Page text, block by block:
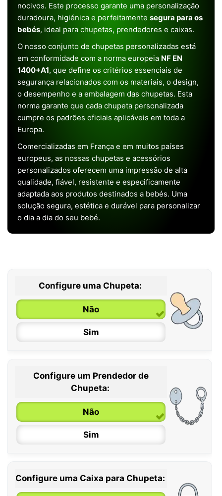
nocivos. Este processo garante uma personalização
duradoura, higiénica e perfeitamente segura para os
bebés, ideal para chupetas, prendedores e caixas.
O nosso conjunto de chupetas personalizadas está
em conformidade com a norma europeia NF EN
1400+A1, que define os critérios essenciais de
segurança relacionados com os materiais, o design,
o desempenho e a embalagem das chupetas. Esta
norma garante que cada chupeta personalizada
cumpre os padrões oficiais aplicáveis em toda a
Europa.
Comercializadas em França e em muitos países
europeus, as nossas chupetas e acessórios
personalizados oferecem uma impressão de alta
qualidade, fiável, resistente e especificamente
adaptada aos produtos destinados a bebés. Uma
solução segura, estética e durável para personalizar
o dia a dia do seu bebé.
Configure uma Chupeta:
Não
Sim
0 / 6 meses
6 / 36 meses
Configure um Prendedor de
Chupeta:
Não
Sim
Configure uma Caixa para Chupeta: